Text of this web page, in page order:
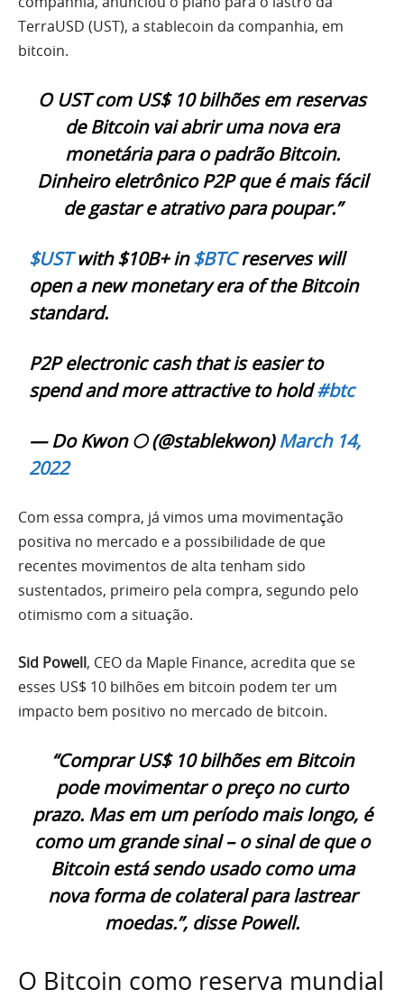
TerraUSD (UST), a stablecoin da companhia, em
bitcoin.
O UST com US$ 10 bilhões em reservas
de Bitcoin vai abrir uma nova era
monetária para o padrão Bitcoin.
Dinheiro eletrônico P2P que é mais fácil
de gastar e atrativo para poupar.”
$USTwith $10B+ in$BTCreserves will
open a new monetary era of the Bitcoin
standard.
P2P electronic cash that is easier to
spend and more attractive to hold#btc
— Do Kwon 🌕 (@stablekwon)March 14,
2022
Com essa compra, já vimos uma movimentação
positiva no mercado e a possibilidade de que
recentes movimentos de alta tenham sido
sustentados, primeiro pela compra, segundo pelo
otimismo com a situação.
Sid Powell, CEO da Maple Finance, acredita que se
esses US$ 10 bilhões em bitcoin podem ter um
impacto bem positivo no mercado de bitcoin.
“Comprar US$ 10 bilhões em Bitcoin
pode movimentar o preço no curto
prazo. Mas em um período mais longo, é
como um grande sinal – o sinal de que o
Bitcoin está sendo usado como uma
nova forma de colateral para lastrear
moedas.”, disse Powell.
O Bitcoin como reserva mundial